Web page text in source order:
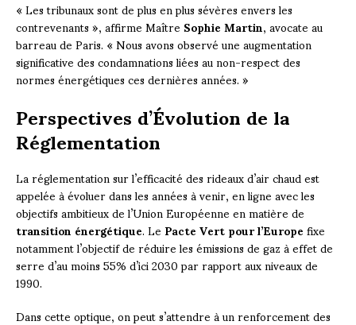
« Les tribunaux sont de plus en plus sévères envers les
contrevenants », affirme MaîtreSophie Martin, avocate au
barreau de Paris. « Nous avons observé une augmentation
significative des condamnations liées au non-respect des
normes énergétiques ces dernières années. »
Perspectives d’Évolution de la
Réglementation
La réglementation sur l’efficacité des rideaux d’air chaud est
appelée à évoluer dans les années à venir, en ligne avec les
objectifs ambitieux de l’Union Européenne en matière de
transition énergétique. LePacte Vert pour l’Europefixe
notamment l’objectif de réduire les émissions de gaz à effet de
serre d’au moins 55% d’ici 2030 par rapport aux niveaux de
1990.
Dans cette optique, on peut s’attendre à un renforcement des